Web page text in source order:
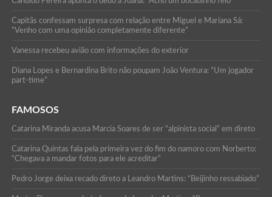
Capitãs confessam surpresa com relação entre Miguel e Mariana Sá:
“Venho com uma opinião completamente diferente”
Vanessa recebeu avião com informações do exterior
Diana Lopes e Bernardina Brito não poupam João Ventura: “Um jogador
part-time”
FAMOSOS
Catarina Miranda acusa Marcia Soares de ser “alpinista social” em direto
Catarina Quintas fala pela primeira vez do fim do namoro com Norberto:
“Chegava a mandar fotos para ele acreditar”
Pedro Jorge deixa recado direto a Leandro Martins: “Beijinho ressabiado”